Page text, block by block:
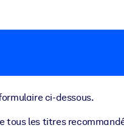
ci-dessous.
tous les titres